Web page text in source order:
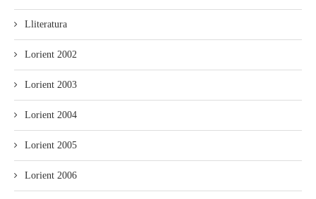
Lliteratura
Lorient 2002
Lorient 2003
Lorient 2004
Lorient 2005
Lorient 2006